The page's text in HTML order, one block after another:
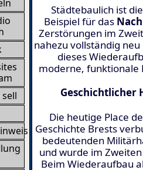
Städtebaulich ist
Beispiel für das
Zerstörungen im
nahezu vollständig
dieses
moderne, funktionale
Geschichtlicher
Die heutige Place
Geschichte Brests
bedeutenden
und wurde im
Beim Wiederaufbau